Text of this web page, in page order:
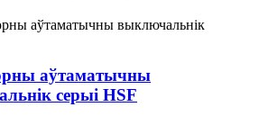
аўтаматычны
серыі HSF